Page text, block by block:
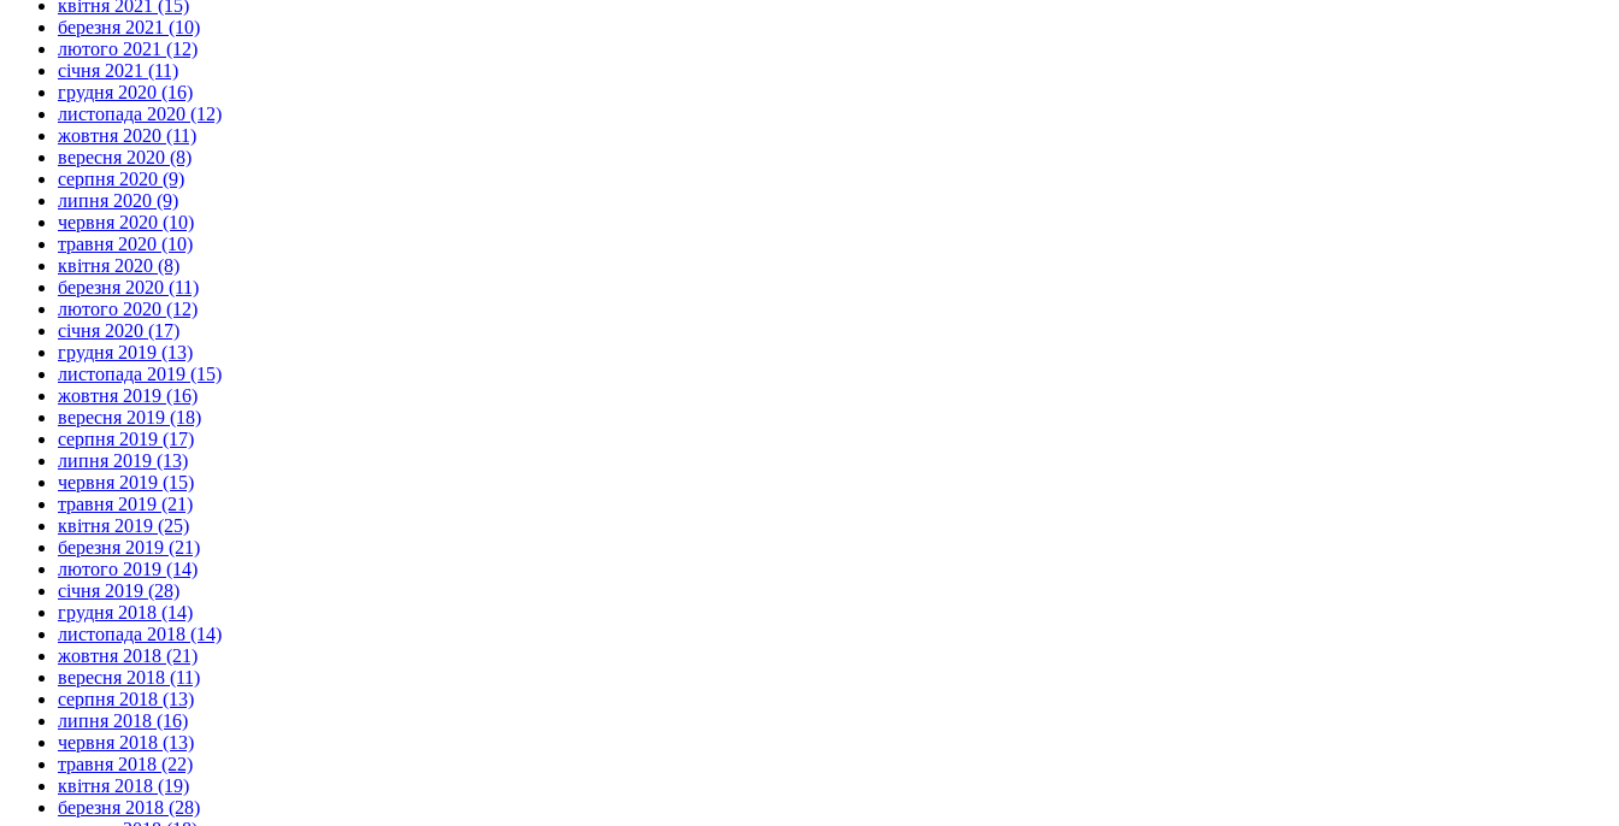
квітня 2021 (15)
березня 2021 (10)
лютого 2021 (12)
січня 2021 (11)
грудня 2020 (16)
листопада 2020 (12)
жовтня 2020 (11)
вересня 2020 (8)
серпня 2020 (9)
липня 2020 (9)
червня 2020 (10)
травня 2020 (10)
квітня 2020 (8)
березня 2020 (11)
лютого 2020 (12)
січня 2020 (17)
грудня 2019 (13)
листопада 2019 (15)
жовтня 2019 (16)
вересня 2019 (18)
серпня 2019 (17)
липня 2019 (13)
червня 2019 (15)
травня 2019 (21)
квітня 2019 (25)
березня 2019 (21)
лютого 2019 (14)
січня 2019 (28)
грудня 2018 (14)
листопада 2018 (14)
жовтня 2018 (21)
вересня 2018 (11)
серпня 2018 (13)
липня 2018 (16)
червня 2018 (13)
травня 2018 (22)
квітня 2018 (19)
березня 2018 (28)